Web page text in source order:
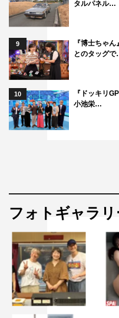
タルパネル…
9
『博士ちゃ
とのタッグ
10
『ドッキリ
小池栄…
フォトギャラリ